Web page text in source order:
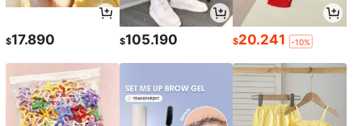
$17.890 $105.190 $20.241 -10%